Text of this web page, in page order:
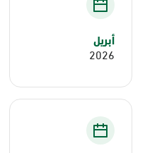
أبريل
2026